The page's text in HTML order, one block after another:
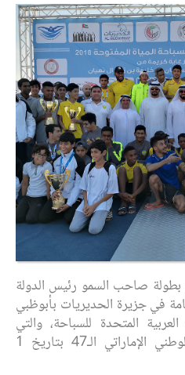
بطولة صاحب السمو رئيس الدولة
في جزيرة الحديريات بأبوظبي
المتحدة للسباحة، والتي
تزامنت مع احتفالات العيد الوطني الإماراتي الـ47 بتاريخ 1